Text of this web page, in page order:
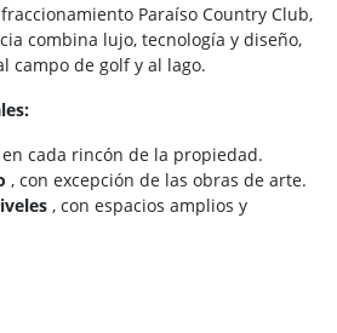
Paraíso Country Club,
combina lujo, tecnología y diseño,
campo de golf y al lago.
en cada rincón de la propiedad.
, con excepción de las obras de arte.
, con espacios amplios y